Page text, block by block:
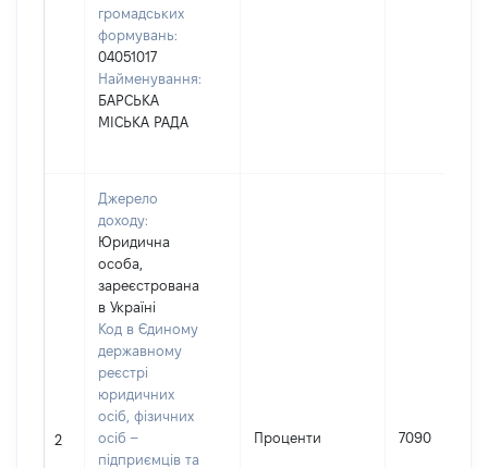
громадських
формувань:
04051017
Найменування:
БАРСЬКА
МІСЬКА РАДА
2
Джерело
доходу:
Юридична
особа,
зареєстрована
в Україні
Код в Єдиному
державному
реєстрі
юридичних
осіб, фізичних
осіб –
підприємців та
Проценти 7090